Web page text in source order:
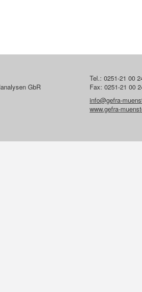
GbR
Tel.: 0251-21 00
Fax: 0251-21 00
info@gefra-
www.gefra-